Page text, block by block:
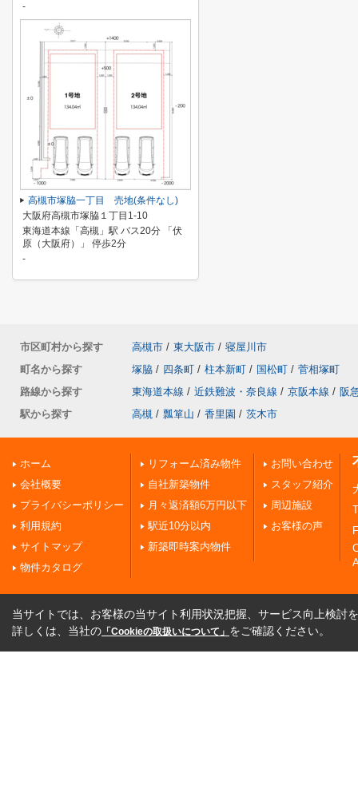
-
高槻市塚脇一丁目 売地(条件なし)
大阪府高槻市塚脇１丁目1-10
東海道本線「高槻」駅 バス20分 「伏
原（大阪府）」 停歩2分
-
市区町村から探す 高槻市 / 東大阪市 / 寝屋川市
町名から探す
塚脇 / 四条町 / 柱本新町 / 国松町 / 菅相塚町
路線から探す
東海道本線 / 近鉄難波・奈良線 / 京阪本線 / 阪
駅から探す
高槻 / 瓢箪山 / 香里園 / 茨木市
ホーム
会社概要
プライバシーポリシー
利用規約
サイトマップ
物件カタログ
リフォーム済み物件
自社新築物件
月々返済額6万円以下
駅近10分以内
新築即時案内物件
お問い合わせ
スタッフ紹介
周辺施設
お客様の声
当サイトでは、お客様の当サイト利用状況把握、サービス向上検討
詳しくは、当社の 「Cookieの取扱いについて」 をご確認ください。